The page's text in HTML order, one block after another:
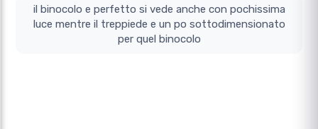
il binocolo e perfetto si vede anche con pochissima
luce mentre il treppiede e un po sottodimensionato
per quel binocolo